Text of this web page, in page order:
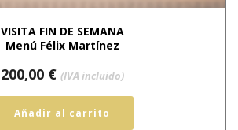
VISITA FIN DE SEMANA
Menú Félix Martínez
200,00 € (IVA incluido)
Añadir al carrito